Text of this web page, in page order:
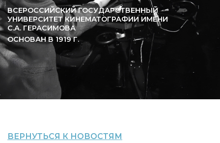
ВСЕРОССИЙСКИЙ ГОСУДАРСТВЕННЫЙ
УНИВЕРСИТЕТ КИНЕМАТОГРАФИИ ИМЕНИ
С.А. ГЕРАСИМОВА
ОСНОВАН В 1919Г.
ВЕРНУТЬСЯ К НОВОСТЯМ